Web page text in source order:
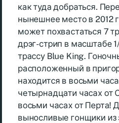
как туда добраться.
нынешнее место в 2012
может похвастаться 7
дрэг-стрип в масштабе
трассу Blue King.
расположенный в
находится в восьми
четырнадцати часах от
восьми часах от Перта!
выносливые гонщики из